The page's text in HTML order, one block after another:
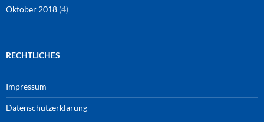
Oktober 2018 (4)
RECHTLICHES
Impressum
Datenschutzerklärung